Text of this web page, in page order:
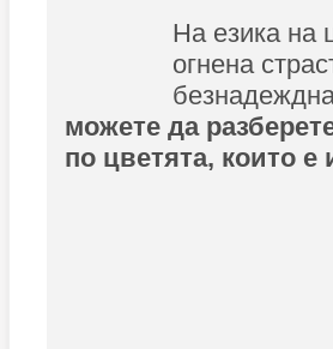
На езика на
огнена
можете да
по цветята, които е